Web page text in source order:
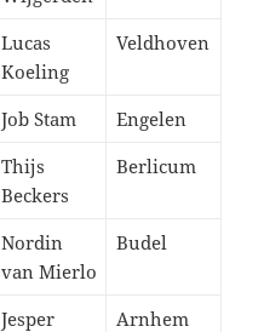
Lucas
Koeling
Veldhoven
Job Stam
Engelen
Thijs
Beckers
Berlicum
Nordin
van Mierlo
Budel
Jesper
Arnhem